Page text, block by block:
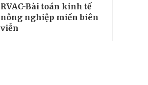
RVAC-Bài toán kinh tế
nông nghiệp miền biên
viễn